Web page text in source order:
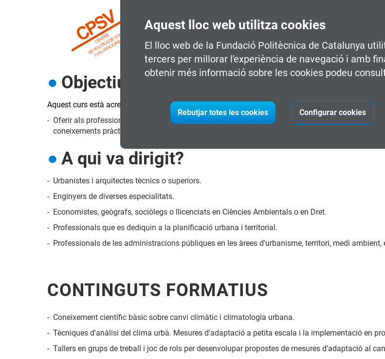
Aquest lloc web utilitza cookies
El lloc web de la Fundació Politècnica de Catalunya
tercers per millorar l'experiència de navegació i amb
obtenir més informació sobre les cookies podeu
Rebutjar totes les cookies Configurar cookies
Objectius
Aquest curs està acreditat per la Unió Europea, d'acord amb la Norma ISO EN 17024, que té com
Oferir als professionals que desenvolupen el seu exercici professional en l’àmbit de
coneixements pràctics necessaris per al desenvolupament sostenible de la ciutat en el camp de
A qui va dirigit?
Urbanistes i arquitectes tècnics o superiors.
Enginyers de diverses especialitats.
Economistes, geògrafs, sociòlegs o llicenciats en Ciències Ambientals o en Dret.
Professionals que es dediquin a la planificació urbana i territorial.
Professionals de les administracions públiques en les àrees d'urbanisme, territori, medi ambient,
CONTINGUTS FORMATIUS
Coneixement científic bàsic sobre canvi climàtic i climatologia urbana.
Tècniques d'anàlisi del clima urbà. Mesures d'adaptació a petita escala i la implementació en
Tallers en grups de treball i joc de rols per desenvolupar propostes de mesures d'adaptació al